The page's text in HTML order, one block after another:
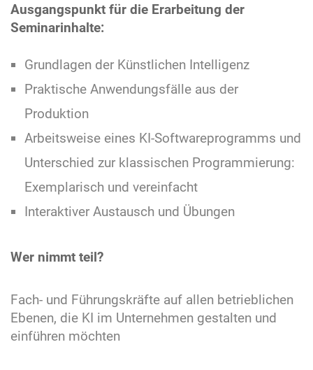
Ausgangspunkt für die Erarbeitung der
Seminarinhalte:
Grundlagen der Künstlichen Intelligenz
Praktische Anwendungsfälle aus der
Produktion
Arbeitsweise eines KI-Softwareprogramms und
Unterschied zur klassischen Programmierung:
Exemplarisch und vereinfacht
Interaktiver Austausch und Übungen
Wer nimmt teil?
Fach- und Führungskräfte auf allen betrieblichen
Ebenen, die KI im Unternehmen gestalten und
einführen möchten